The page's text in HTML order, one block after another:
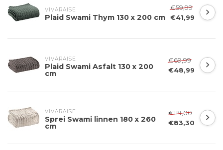
VIVARAISE
Plaid Swami Thym 130 x 200 cm
€59,99
€41,99
VIVARAISE
Plaid Swami Asfalt 130 x 200
cm
€69,99
€48,99
VIVARAISE
Sprei Swami linnen 180 x 260
cm
€119,00
€83,30